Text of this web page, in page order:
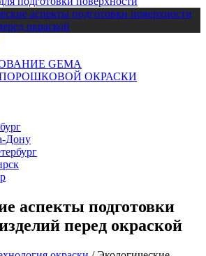
аспекты подготовки поверхности
окраской
GEMA
ОКРАСКИ
Дону
аспекты подготовки
перед окраской